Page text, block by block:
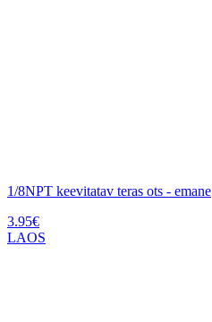
1/8NPT keevitatav teras ots - emane
3.95€
LAOS